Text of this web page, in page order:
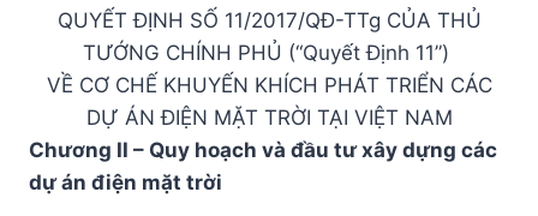
QUYẾT ĐỊNH SỐ 11/2017/QĐ-TTg CỦA THỦ
TƯỚNG CHÍNH PHỦ (“Quyết Định 11”)
VỀ CƠ CHẾ KHUYẾN KHÍCH PHÁT TRIỂN CÁC
DỰ ÁN ĐIỆN MẶT TRỜI TẠI VIỆT NAM
Chương II – Quy hoạch và đầu tư xây dựng các
dự án điện mặt trời